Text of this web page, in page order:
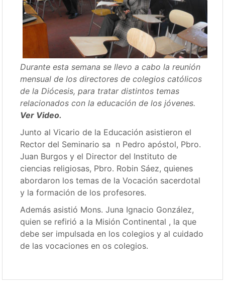
Durante esta semana se llevo a cabo la reunión
mensual de los directores de colegios católicos
de la Diócesis, para tratar distintos temas
relacionados con la educación de los jóvenes.
Ver Video.
Junto al Vicario de la Educación asistieron el
Rector del Seminario sa n Pedro apóstol, Pbro.
Juan Burgos y el Director del Instituto de
ciencias religiosas, Pbro. Robin Sáez, quienes
abordaron los temas de la Vocación sacerdotal
y la formación de los profesores.
Además asistió Mons. Juna Ignacio González,
quien se refirió a la Misión Continental , la que
debe ser impulsada en los colegios y al cuidado
de las vocaciones en os colegios.